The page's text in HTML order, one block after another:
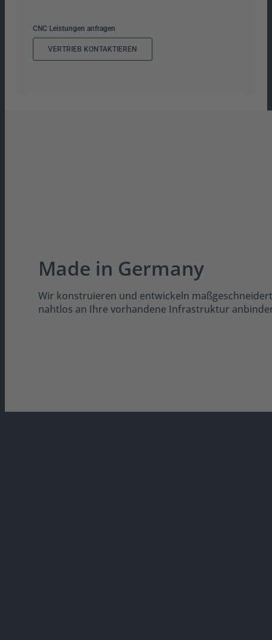
CNC Leistungen anfragen
VERTRIEB KONTAKTIEREN
Made in Germany
Wir konstruieren und entwickeln
nahtlos an Ihre vorhandene Infrastruktur